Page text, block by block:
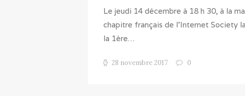
Le jeudi 14 décembre à 18 h 30, à la
chapitre français de l’Internet Society
la 1ère…
28 novembre 2017 0